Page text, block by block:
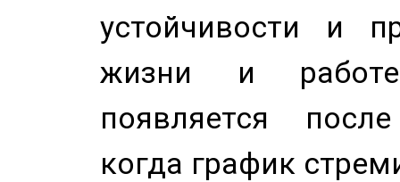
устойчивости и
жизни и
появляется
когда график